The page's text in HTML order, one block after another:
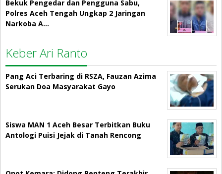
Bekuk Pengedar dan Pengguna Sabu,
Polres Aceh Tengah Ungkap 2 Jaringan
Narkoba A…
Keber Ari Ranto
Pang Aci Terbaring di RSZA, Fauzan Azima
Serukan Doa Masyarakat Gayo
Siswa MAN 1 Aceh Besar Terbitkan Buku
Antologi Puisi Jejak di Tanah Rencong